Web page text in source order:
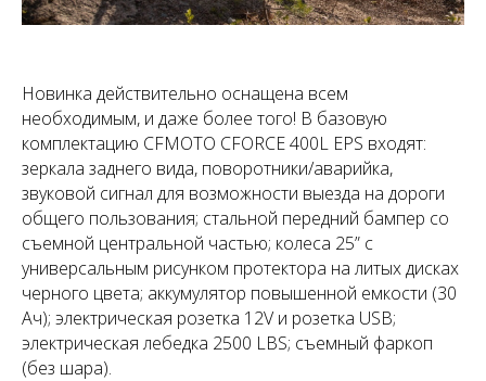
Новинка действительно оснащена всем
необходимым, и даже более того! В базовую
комплектацию CFMOTO CFORCE 400L EPS входят:
зеркала заднего вида, поворотники/аварийка,
звуковой сигнал для возможности выезда на дороги
общего пользования; стальной передний бампер со
съемной центральной частью; колеса 25” с
универсальным рисунком протектора на литых дисках
черного цвета; аккумулятор повышенной емкости (30
Ач); электрическая розетка 12V и розетка USB;
электрическая лебедка 2500 LBS; съемный фаркоп
(без шара).